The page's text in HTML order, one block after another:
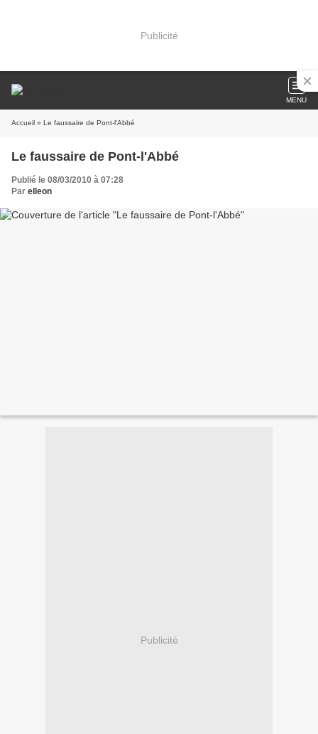
Publicité
MENU
Accueil » Le faussaire de Pont-l'Abbé
Le faussaire de Pont-l'Abbé
Publié le 08/03/2010 à 07:28
Par elleon
Publicité